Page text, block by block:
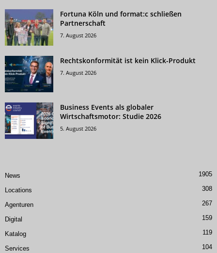
Fortuna Köln und format:c schließen
Partnerschaft
7. August 2026
Rechtskonformität ist kein Klick-Produkt
7. August 2026
Business Events als globaler
Wirtschaftsmotor: Studie 2026
5. August 2026
News 1905
Locations 308
Agenturen 267
Digital 159
Katalog 119
Services 104